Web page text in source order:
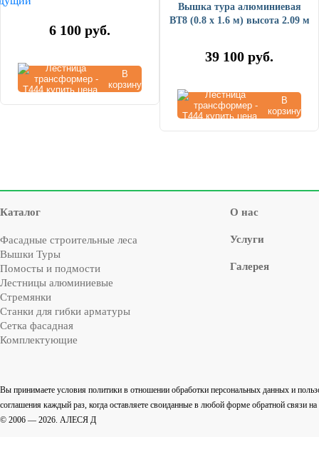
6 100 руб.
В
корзину
Вышка тура алюминиевая
ВТ8 (0.8 х 1.6 м) высота 2.09 м
39 100 руб.
В
корзину
Каталог
Фасадные строительные леса
Вышки Туры
Помосты и подмости
Лестницы алюминиевые
Стремянки
Cтанки для гибки арматуры
Сетка фасадная
Комплектующие
О нас
Услуги
Галерея
Вы принимаете условия политики в отношении обработки персональных данных и
соглашения каждый раз, когда оставляете своиданные в любой форме обратной связи
© 2006 — 2026. АЛЕСЯ Д